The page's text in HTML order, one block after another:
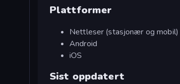
Plattformer
Nettleser (stasjonær og mobil)
Android
iOS
Sist oppdatert